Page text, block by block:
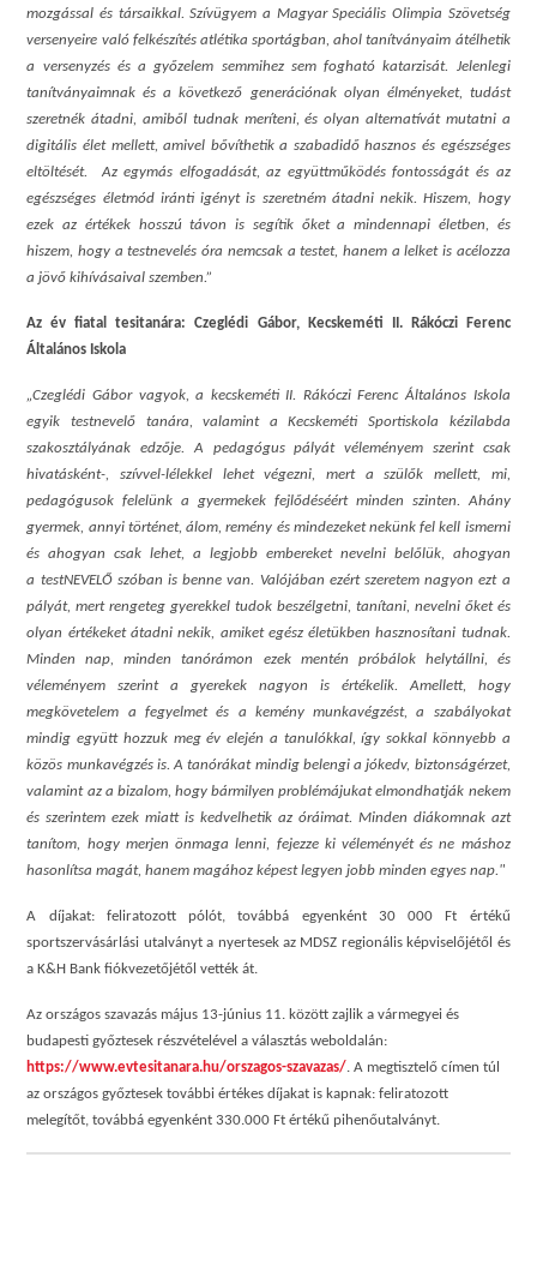
mozgással és társaikkal. Szívügyem a Magyar Speciális Olimpia Szövetség
versenyeire való felkészítés atlétika sportágban, ahol tanítványaim átélhetik
a versenyzés és a győzelem semmihez sem fogható katarzisát. Jelenlegi
tanítványaimnak és a következő generációnak olyan élményeket, tudást
szeretnék átadni, amiből tudnak meríteni, és olyan alternatívát mutatni a
digitális élet mellett, amivel bővíthetik a szabadidő hasznos és egészséges
eltöltését. Az egymás elfogadását, az együttműködés fontosságát és az
egészséges életmód iránti igényt is szeretném átadni nekik. Hiszem, hogy
ezek az értékek hosszú távon is segítik őket a mindennapi életben, és
hiszem, hogy a testnevelés óra nemcsak a testet, hanem a lelket is acélozza
a jövő kihívásaival szemben.”
Az év fiatal tesitanára: Czeglédi Gábor, Kecskeméti II. Rákóczi Ferenc
Általános Iskola
„Czeglédi Gábor vagyok, a kecskeméti II. Rákóczi Ferenc Általános Iskola
egyik testnevelő tanára, valamint a Kecskeméti Sportiskola kézilabda
szakosztályának edzője. A pedagógus pályát véleményem szerint csak
hivatásként-, szívvel-lélekkel lehet végezni, mert a szülők mellett, mi,
pedagógusok felelünk a gyermekek fejlődéséért minden szinten. Ahány
gyermek, annyi történet, álom, remény és mindezeket nekünk fel kell ismerni
és ahogyan csak lehet, a legjobb embereket nevelni belőlük, ahogyan
a testNEVELŐ szóban is benne van. Valójában ezért szeretem nagyon ezt a
pályát, mert rengeteg gyerekkel tudok beszélgetni, tanítani, nevelni őket és
olyan értékeket átadni nekik, amiket egész életükben hasznosítani tudnak.
Minden nap, minden tanórámon ezek mentén próbálok helytállni, és
véleményem szerint a gyerekek nagyon is értékelik. Amellett, hogy
megkövetelem a fegyelmet és a kemény munkavégzést, a szabályokat
mindig együtt hozzuk meg év elején a tanulókkal, így sokkal könnyebb a
közös munkavégzés is. A tanórákat mindig belengi a jókedv, biztonságérzet,
valamint az a bizalom, hogy bármilyen problémájukat elmondhatják nekem
és szerintem ezek miatt is kedvelhetik az óráimat. Minden diákomnak azt
tanítom, hogy merjen önmaga lenni, fejezze ki véleményét és ne máshoz
hasonlítsa magát, hanem magához képest legyen jobb minden egyes nap."
A díjakat: feliratozott pólót, továbbá egyenként 30 000 Ft értékű
sportszervásárlási utalványt a nyertesek az MDSZ regionális képviselőjétől és
a K&H Bank fiókvezetőjétől vették át.
Az országos szavazás május 13-június 11. között zajlik a vármegyei és
budapesti győztesek részvételével a választás weboldalán:
https://www.evtesitanara.hu/orszagos-szavazas/. A megtisztelő címen túl
az országos győztesek további értékes díjakat is kapnak: feliratozott
melegítőt, továbbá egyenként 330.000 Ft értékű pihenőutalványt.